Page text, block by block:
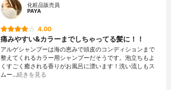
化粧品販売員
PAYA
4.00
痛みやすい&カラーまでしちゃってる髪に！！
アルゲシャンプーは海の恵みで頭皮のコンディションまで
整えてくれるカラー用シャンプーだそうです。泡立ちもよ
くすごく癒される香りがお風呂に漂います！洗い流しもス
ムー…続きを見る